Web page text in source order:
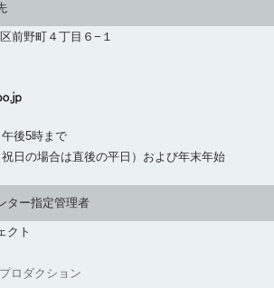
前野町４丁目６−１
後5時まで
日の場合は直後の平日）および年末年始
ター指定管理者
クト
ロダクション